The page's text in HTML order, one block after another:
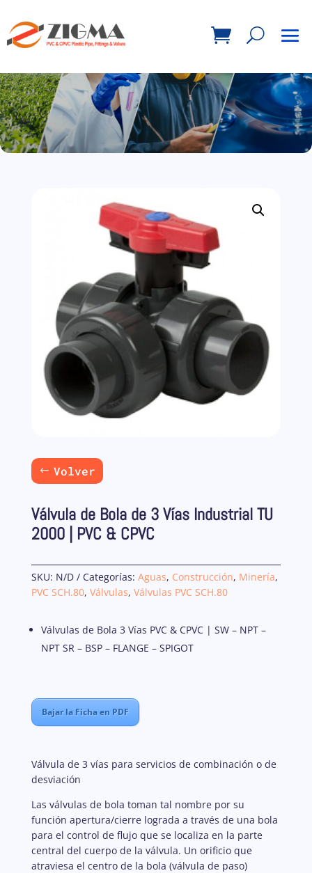
Volver
Válvula de Bola de 3 Vías Industrial TU
2000 | PVC & CPVC
SKU: N/D Categorías: Aguas, Construcción, Minería,
PVC SCH.80, Válvulas, Válvulas PVC SCH.80
Válvulas de Bola 3 Vías PVC & CPVC | SW – NPT –
NPT SR – BSP – FLANGE – SPIGOT
Bajar la Ficha en PDF
Válvula de 3 vías para servicios de combinación o de
desviación
Las válvulas de bola toman tal nombre por su
función apertura/cierre lograda a través de una bola
para el control de flujo que se localiza en la parte
central del cuerpo de la válvula. Un orificio que
atraviesa el centro de la bola (válvula de paso)